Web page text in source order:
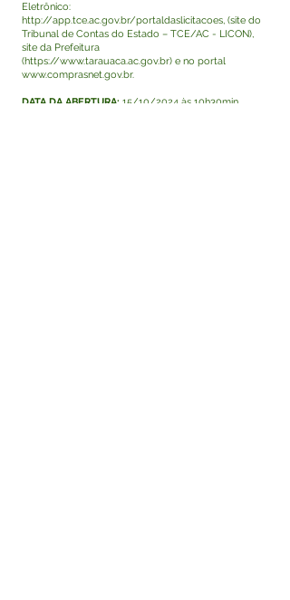
Eletrônico:
http://app.tce.ac.gov.br/portaldaslicitacoes, (site do
Tribunal de Contas do Estado – TCE/AC - LICON),
site da Prefeitura
(https://www.tarauaca.ac.gov.br) e no portal
www.comprasnet.gov.br.
DATA DA ABERTURA: 15/10/2024 às 10h30min